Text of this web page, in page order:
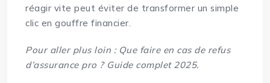
réagir vite peut éviter de transformer un simple
clic en gouffre financier.
Pour aller plus loin : Que faire en cas de refus
d’assurance pro ? Guide complet 2025.